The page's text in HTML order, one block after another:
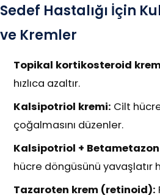
Sedef Hastalığı İçin
ve Kremler
Topikal kortikosteroid
hızlıca azaltır.
Kalsipotriol kremi: Cilt
çoğalmasını düzenler.
Kalsipotriol +
hücre döngüsünü yavaşlatır
Tazaroten krem (retinoid):